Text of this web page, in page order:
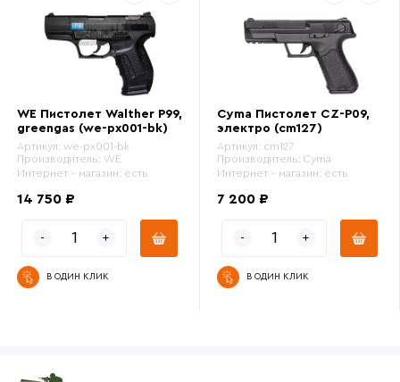
WE Пистолет Walther P99,
greengas (we-px001-bk)
Артикул: we-px001-bk
Производитель: WE
Интернет - магазин: есть
14 750 ₽
В ОДИН КЛИК
Cyma Пистолет CZ-P09,
электро (cm127)
Артикул: cm127
Производитель: Cyma
Интернет - магазин: есть
7 200 ₽
В ОДИН КЛИК